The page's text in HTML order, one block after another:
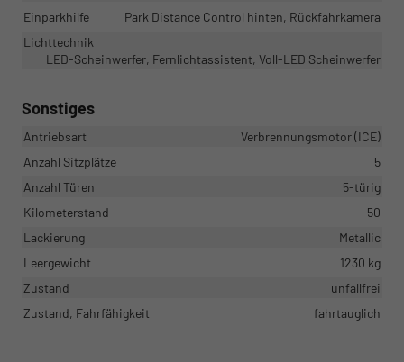
Einparkhilfe
Park Distance Control hinten, Rückfahrkamera
Lichttechnik
LED-Scheinwerfer, Fernlichtassistent, Voll-LED Scheinwerfer
Sonstiges
Antriebsart
Verbrennungsmotor (ICE)
Anzahl Sitzplätze
5
Anzahl Türen
5-türig
Kilometerstand
50
Lackierung
Metallic
Leergewicht
1230 kg
Zustand
unfallfrei
Zustand, Fahrfähigkeit
fahrtauglich